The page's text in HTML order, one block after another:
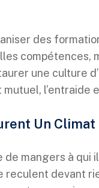
des
compétences,
une culture
l’entraide
Un Climat
de mangers à qui
reculent devant